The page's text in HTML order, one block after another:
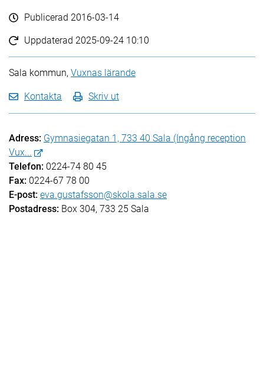
Publicerad 2016-03-14
Uppdaterad 2025-09-24 10:10
Sala kommun, Vuxnas lärande
Kontakta Skriv ut
Adress: Gymnasiegatan 1, 733 40 Sala (Ingång reception
Vux...
Telefon: 0224-74 80 45
Fax: 0224-67 78 00
E-post: eva.gustafsson@skola.sala.se
Postadress: Box 304, 733 25 Sala